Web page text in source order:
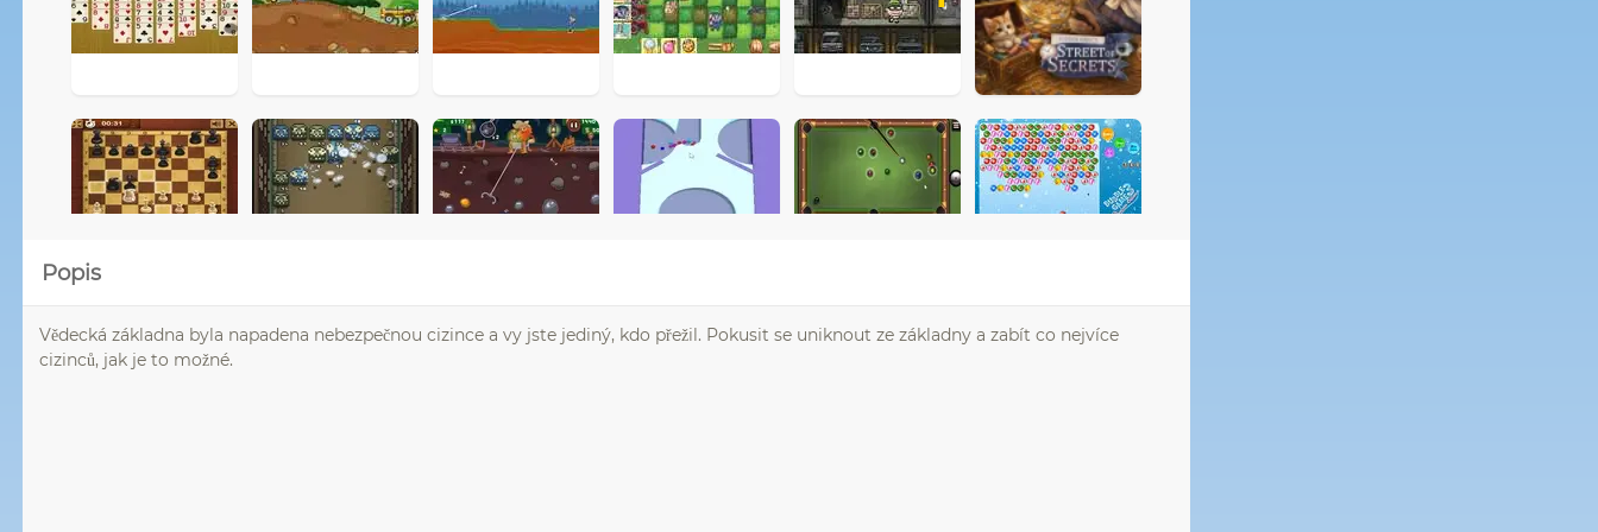
Popis
Vědecká základna byla napadena nebezpečnou cizince a vy jste jediný, kdo přežil. Pokusit se uniknout ze základny a zabít co nejvíce
cizinců, jak je to možné.